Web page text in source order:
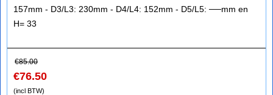
157mm - D3/L3: 230mm - D4/L4: 152mm - D5/L5: ──mm en
H= 33
€85.00
€76.50
(incl BTW)